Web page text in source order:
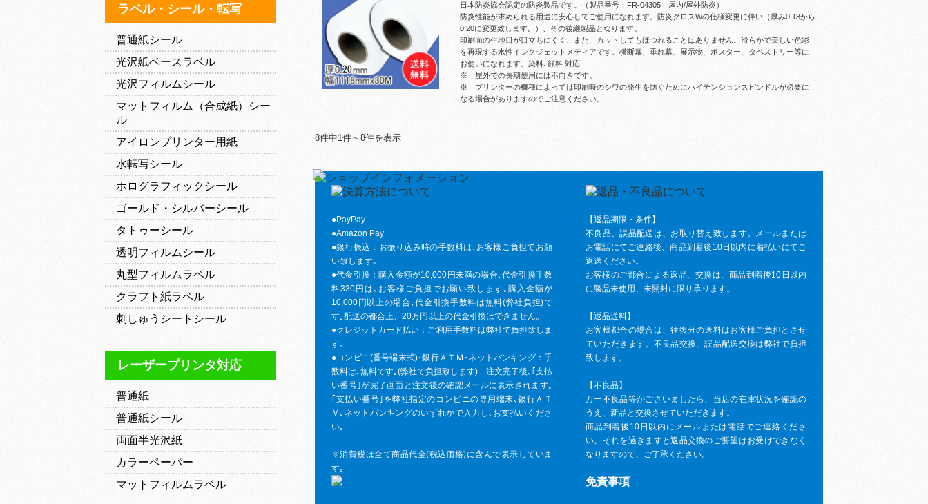
日本防炎協会認定の防炎製品です。（製品番号：FR-04305 屋内/屋外防炎）
防炎性能が求められる用途に安心してご使用になれます。防炎クロスWの仕様変更に伴い（厚み0.18から
0.20に変更致します。）、その後継製品となります。
印刷面の生地目が目立ちにくく、また、カットしてもほつれることはありません。滑らかで美しい色彩
を再現する水性インクジェットメディアです。横断幕、垂れ幕、展示物、ポスター、タペストリー等に
お使いになれます。染料､顔料 対応
※ 屋外での長期使用には不向きです。
※ プリンターの機種によっては印刷時のシワの発生を防ぐためにハイテンションスピンドルが必要に
なる場合がありますのでご注意ください。
8件中1件～8件を表示
●PayPay
●Amazon Pay
●銀行振込：お振り込み時の手数料は､お客様ご負担でお願
い致します｡
●代金引換：購入金額が10,000円未満の場合､代金引換手数
料330円は､お客様ご負担でお願い致します｡購入金額が
10,000円以上の場合､代金引換手数料は無料(弊社負担)で
す｡配送の都合上、20万円以上の代金引換はできません。
●クレジットカード払い：ご利用手数料は弊社で負担致しま
す｡
●コンビニ(番号端末式)･銀行ＡＴＭ･ネットバンキング：手
数料は､無料です｡(弊社で負担致します) 注文完了後､｢支払
い番号｣が完了画面と注文後の確認メールに表示されます｡
｢支払い番号｣を弊社指定のコンビニの専用端末､銀行ＡＴ
Ｍ､ネットバンキングのいずれかで入力し､お支払いくださ
い｡
※消費税は全て商品代金(税込価格)に含んで表示していま
す｡
【返品期限・条件】
不良品、誤品配送は、お取り替え致します。メールまたは
お電話にてご連絡後、商品到着後10日以内に着払いにてご
返送ください。
お客様のご都合による返品、交換は、商品到着後10日以内
に製品未使用、未開封に限り承ります。
【返品送料】
お客様都合の場合は、往復分の送料はお客様ご負担とさせ
ていただきます。不良品交換、誤品配送交換は弊社で負担
致します。
【不良品】
万一不良品等がございましたら、当店の在庫状況を確認の
うえ、新品と交換させていただきます。
商品到着後10日以内にメールまたは電話でご連絡くださ
い。それを過ぎますと返品交換のご要望はお受けできなく
なりますので、ご了承ください。
免責事項
ラベル・シール・転写
普通紙シール
光沢紙ベースラベル
光沢フィルムシール
マットフィルム（合成紙）シー
ル
アイロンプリンター用紙
水転写シール
ホログラフィックシール
ゴールド・シルバーシール
タトゥーシール
透明フィルムシール
丸型フィルムラベル
クラフト紙ラベル
刺しゅうシートシール
レーザープリンタ対応
普通紙
普通紙シール
両面半光沢紙
カラーペーパー
マットフィルムラベル